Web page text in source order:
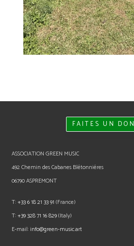
FAITES UN DON
ASSOCIATION GREEN MUSIC
492 Chemin des Cabanes Blétonniéres
06790 ASPREMONT
T:+33 6 18 21 33 91 (France)
T:+39 328 71 16 829(Italy)
E-mail:info@green-music.art